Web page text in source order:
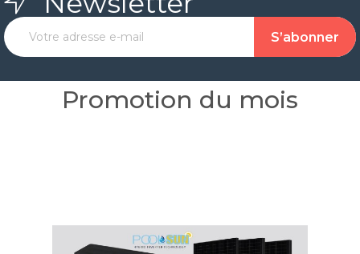
Promotion du mois